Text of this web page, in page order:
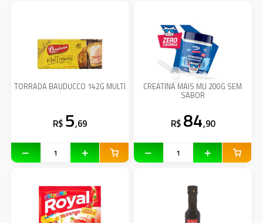
TORRADA BAUDUCCO 142G MULTI
R$ 5,69
CREATINA MAIS MU 200G SEM
SABOR
R$ 84,90